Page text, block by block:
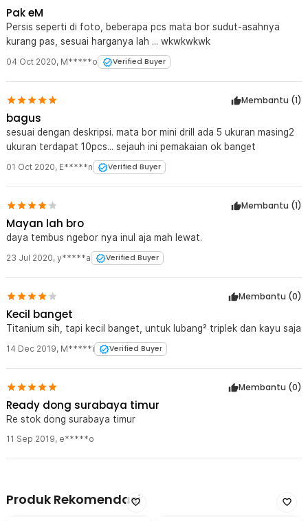
Pak eM
Persis seperti di foto, beberapa pcs mata bor sudut-asahnya
kurang pas, sesuai harganya lah ... wkwkwkwk
04 Oct 2020, M*****o Verified Buyer
Membantu (1)
bagus
sesuai dengan deskripsi. mata bor mini drill ada 5 ukuran masing2
ukuran terdapat 10pcs... sejauh ini pemakaian ok banget
01 Oct 2020, E*****n Verified Buyer
Membantu (1)
Mayan lah bro
daya tembus ngebor nya inul aja mah lewat.
23 Jul 2020, y*****a Verified Buyer
Membantu (0)
Kecil banget
Titanium sih, tapi kecil banget, untuk lubang² triplek dan kayu saja
14 Dec 2019, M*****i Verified Buyer
Membantu (0)
Ready dong surabaya timur
Re stok dong surabaya timur
11 Sep 2019, e*****o
Produk Rekomendasi